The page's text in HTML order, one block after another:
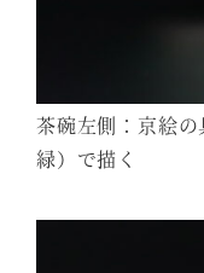
茶碗左側：京絵
緑）で描く